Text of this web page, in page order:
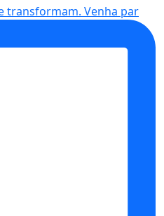
transformam. Venha par